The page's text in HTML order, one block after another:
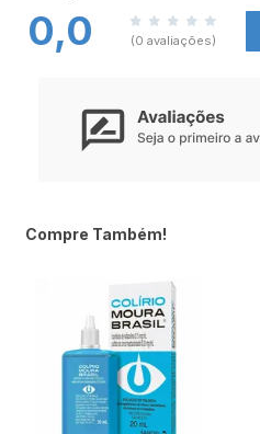
0,0 (0 avaliações)
Compre Também!